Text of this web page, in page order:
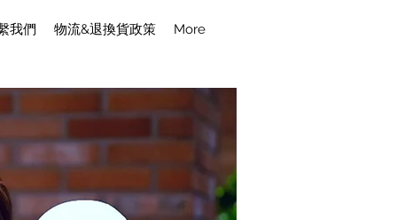
我們 物流&退換貨政策 More